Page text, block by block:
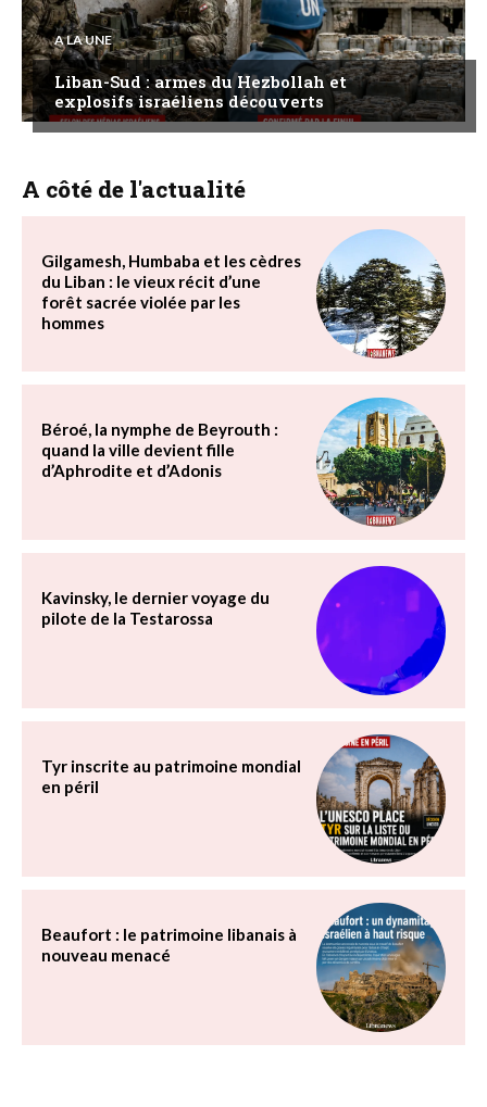
A LA UNE
Liban-Sud : armes du Hezbollah et
explosifs israéliens découverts
A côté de l'actualité
Gilgamesh, Humbaba et les cèdres
du Liban : le vieux récit d’une
forêt sacrée violée par les
hommes
Béroé, la nymphe de Beyrouth :
quand la ville devient fille
d’Aphrodite et d’Adonis
Kavinsky, le dernier voyage du
pilote de la Testarossa
Tyr inscrite au patrimoine mondial
en péril
Beaufort : le patrimoine libanais à
nouveau menacé